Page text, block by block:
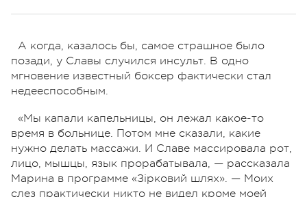
А когда, казалось бы, самое страшное было
позади, у Славы случился инсульт. В одно
мгновение известный боксер фактически стал
недееспособным.
«Мы капали капельницы, он лежал какое-то
время в больнице. Потом мне сказали, какие
нужно делать массажи. И Славе массировала рот,
лицо, мышцы, язык прорабатывала, — рассказала
Марина в программе «Зірковий шлях». — Моих
слез практически никто не видел кроме моей